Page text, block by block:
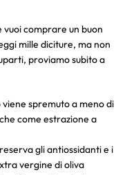
vuoi comprare un buon
mille diciture, ma non
proviamo subito a
viene spremuto a meno di
come estrazione a
gli antiossidanti e i
vergine di oliva